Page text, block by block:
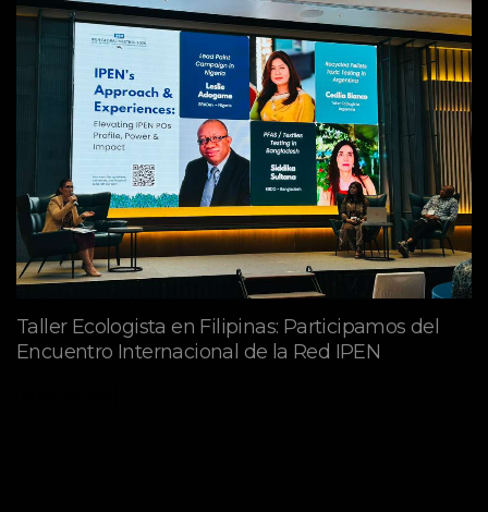
Taller Ecologista en Filipinas: Participamos del
Encuentro Internacional de la Red IPEN